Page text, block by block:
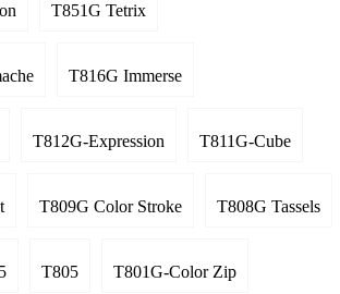
T851G Tetrix
T816G Immerse
T812G-Expression T811G-Cube
T809G Color Stroke T808G Tassels
T805 T801G-Color Zip